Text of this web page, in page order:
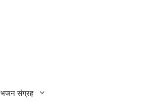
भजन संग्रह